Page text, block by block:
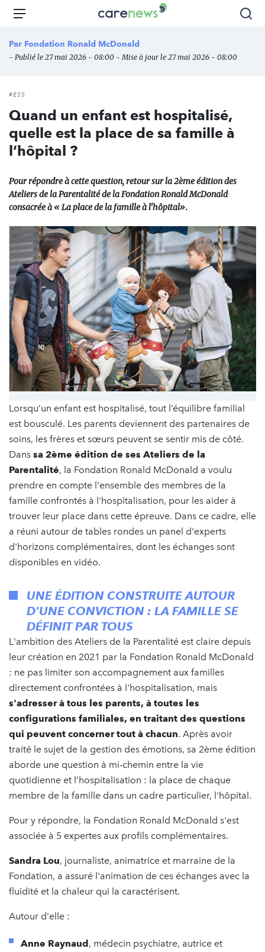
Aller
principal
Carenews,
média
des
Menu
Par Fondation Ronald McDonald
- Publié le 27 mai 2026 - 08:00 - Mise à jour le 27 mai 2026 - 08:00
#ESS
Quand un enfant est hospitalisé,
quelle est la place de sa famille à
l’hôpital ?
Pour répondre à cette question, retour sur la 2ème édition des
Ateliers de la Parentalité de la Fondation Ronald McDonald
consacrée à « La place de la famille à l'hôpital».
Lorsqu’un enfant est hospitalisé, tout l’équilibre familial
est bousculé. Les parents deviennent des partenaires de
soins, les frères et sœurs peuvent se sentir mis de côté.
Dans sa 2ème édition de ses Ateliers de la
Parentalité, la Fondation Ronald McDonald a voulu
prendre en compte l'ensemble des membres de la
famille confrontés à l'hospitalisation, pour les aider à
trouver leur place dans cette épreuve. Dans ce cadre, elle
a réuni autour de tables rondes un panel d'experts
d'horizons complémentaires, dont les échanges sont
disponibles en vidéo.
UNE ÉDITION CONSTRUITE AUTOUR
D'UNE CONVICTION : LA FAMILLE SE
DÉFINIT PAR TOUS
L'ambition des Ateliers de la Parentalité est claire depuis
leur création en 2021 par la Fondation Ronald McDonald
: ne pas limiter son accompagnement aux familles
directement confrontées à l'hospitalisation, mais
s'adresser à tous les parents, à toutes les
configurations familiales, en traitant des questions
qui peuvent concerner tout à chacun. Après avoir
traité le sujet de la gestion des émotions, sa 2ème édition
aborde une question à mi-chemin entre la vie
quotidienne et l’hospitalisation : la place de chaque
membre de la famille dans un cadre particulier, l'hôpital.
Pour y répondre, la Fondation Ronald McDonald s'est
associée à 5 expertes aux profils complémentaires.
Sandra Lou, journaliste, animatrice et marraine de la
Fondation, a assuré l'animation de ces échanges avec la
fluidité et la chaleur qui la caractérisent.
Autour d'elle :
Anne Raynaud, médecin psychiatre, autrice et